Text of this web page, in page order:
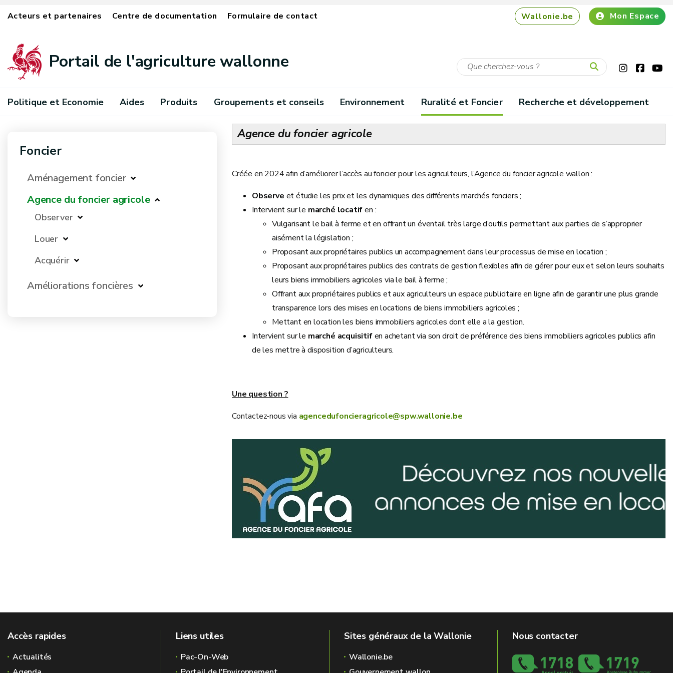
Acteurs et partenaires Centre de documentation Formulaire de contact Wallonie.be Mon Espace
Portail de l'agriculture wallonne
Politique et Economie Aides Produits Groupements et conseils Environnement Ruralité et Foncier Recherche et développement
Foncier
Aménagement foncier
Agence du foncier agricole
Observer
Louer
Acquérir
Améliorations foncières
Agence du foncier agricole
Créée en 2024 afin d’améliorer l’accès au foncier pour les agriculteurs, l’Agence du foncier agricole wallon :
Observe et étudie les prix et les dynamiques des différents marchés fonciers ;
Intervient sur le marché locatifen :
Vulgarisant le bail à ferme et en offrant un éventail très large d’outils permettant aux parties de s’approprier
aisément la législation ;
Proposant aux propriétaires publics un accompagnement dans leur processus de mise en location ;
Proposant aux propriétaires publics des contrats de gestion flexibles afin de gérer pour eux et selon leurs souhaits
leurs biens immobiliers agricoles via le bail à ferme ;
Offrant aux propriétaires publics et aux agriculteurs un espace publicitaire en ligne afin de garantir une plus grande
transparence lors des mises en locations de biens immobiliers agricoles ;
Mettant en location les biens immobiliers agricoles dont elle a la gestion.
Intervient sur le marché acquisitifen achetant via son droit de préférence des biens immobiliers agricoles publics afin
de les mettre à disposition d’agriculteurs.
Une question ?
Contactez-nous via agencedufoncieragricole@spw.wallonie.be
Accès rapides
Actualités
Liens utiles
Pac-On-Web
Sites généraux de la Wallonie
Wallonie.be
Nous contacter